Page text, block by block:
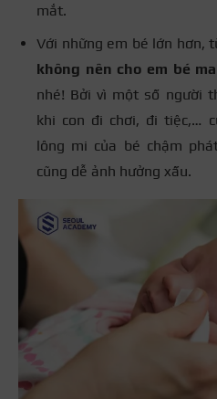
mắt.
Với những em bé lớn hơn,
không nên cho em bé
nhé! Bởi vì một số người
khi con đi chơi, đi tiệc,…
lông mi của bé chậm
cũng dễ ảnh hưởng xấu.